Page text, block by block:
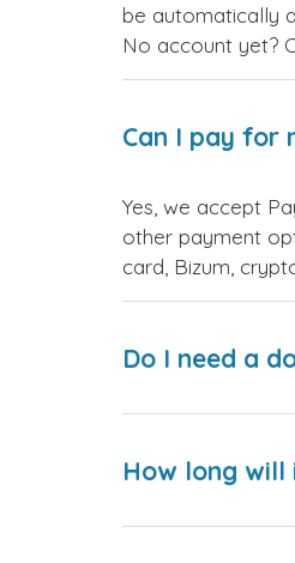
be automatically
No account yet?
Can I pay for
Yes, we accept
other payment
card, Bizum,
Do I need a
How long